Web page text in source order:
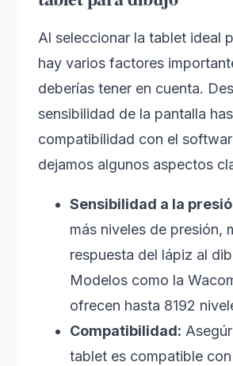
Al seleccionar la tablet ideal
hay varios factores
deberías tener en cuenta.
sensibilidad de la pantalla
compatibilidad con el
dejamos algunos aspectos
Sensibilidad a la
más niveles de presión,
respuesta del lápiz al
Modelos como la
ofrecen hasta 8192
Compatibilidad:
tablet es compatible